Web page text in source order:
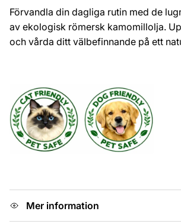
Förvandla din dagliga rutin med de
av ekologisk römersk kamomillolja.
och vårda ditt välbefinnande på ett
Mer information